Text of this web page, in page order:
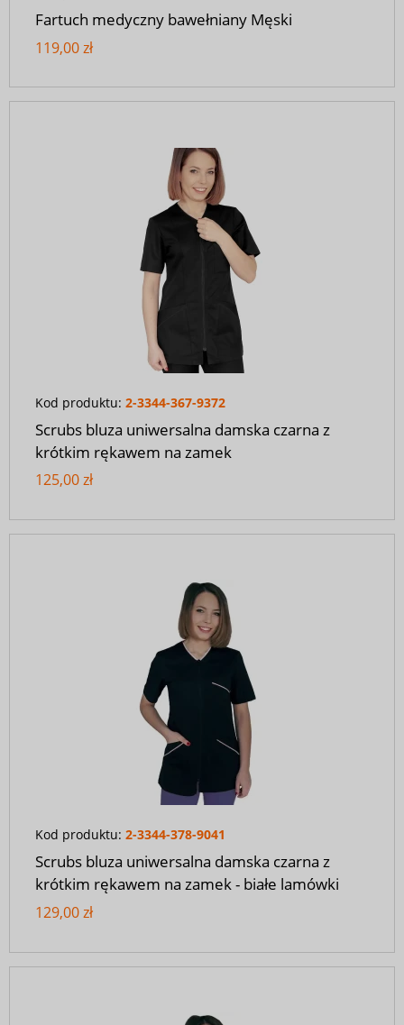
Fartuch medyczny bawełniany Męski
119,00 zł
Kod produktu: 2-3344-367-9372
Scrubs bluza uniwersalna damska czarna z
krótkim rękawem na zamek
125,00 zł
Kod produktu: 2-3344-378-9041
Scrubs bluza uniwersalna damska czarna z
krótkim rękawem na zamek - białe lamówki
129,00 zł